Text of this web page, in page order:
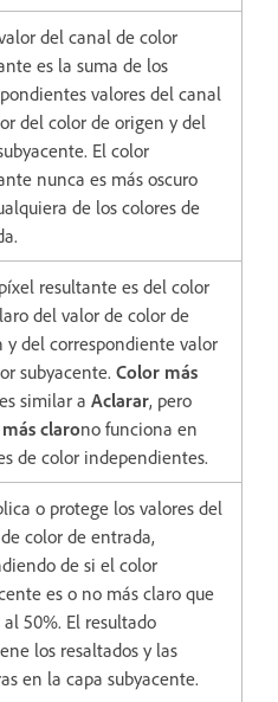
del canal de color
es la suma de los
valores del canal
del color de origen y del
El color
nunca es más oscuro
de los colores de
resultante es del color
del valor de color de
y del correspondiente valor
subyacente. Color más
es similar a Aclarar, pero
clarono funciona en
de color independientes.
o protege los valores del
color de entrada,
de si el color
es o no más claro que
50%. El resultado
los resaltados y las
en la capa subyacente.